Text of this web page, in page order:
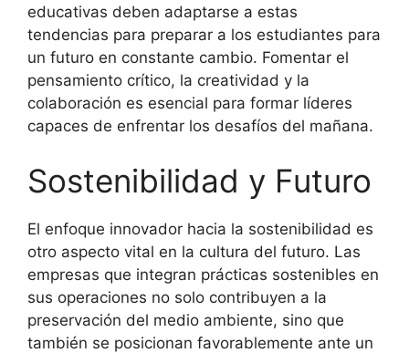
educativas deben adaptarse a estas
tendencias para preparar a los estudiantes para
un futuro en constante cambio. Fomentar el
pensamiento crítico, la creatividad y la
colaboración es esencial para formar líderes
capaces de enfrentar los desafíos del mañana.
Sostenibilidad y Futuro
El enfoque innovador hacia la sostenibilidad es
otro aspecto vital en la cultura del futuro. Las
empresas que integran prácticas sostenibles en
sus operaciones no solo contribuyen a la
preservación del medio ambiente, sino que
también se posicionan favorablemente ante un